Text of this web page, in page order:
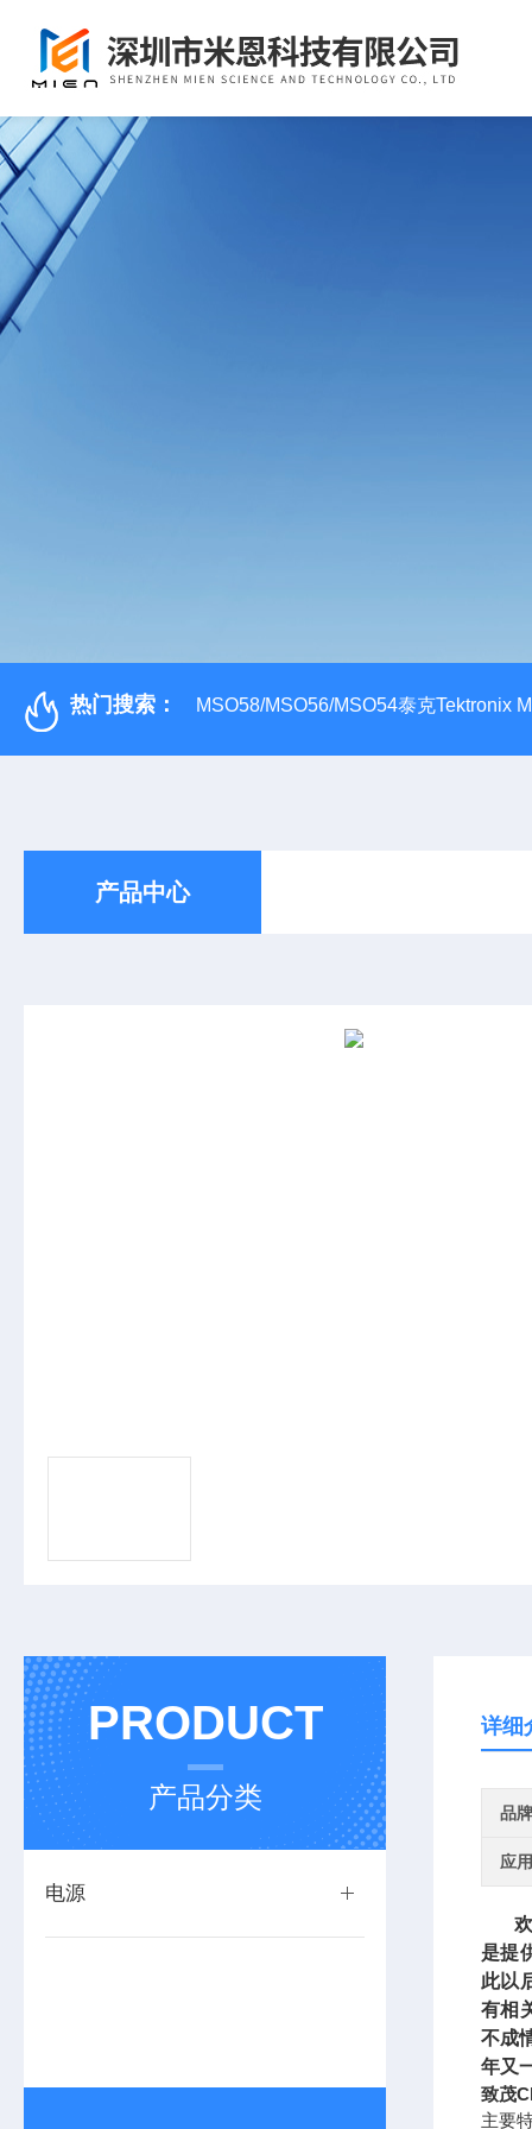
热门搜索： MSO58/MSO56/MSO54泰克Tektronix
产品中心
PRODUCT
产品分类
电源
详细
品牌
应
欢
是提
此以
有相
不成
年又
致茂
主要